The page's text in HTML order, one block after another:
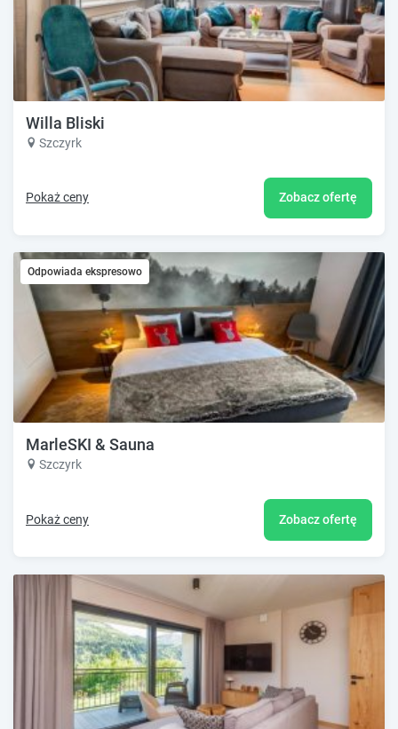
Willa Bliski
Szczyrk
Pokaż ceny Zobacz ofertę
Odpowiada ekspresowo
MarleSKI & Sauna
Szczyrk
Pokaż ceny Zobacz ofertę